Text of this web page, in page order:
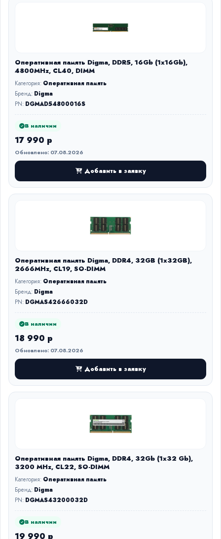
Оперативная память Digma, DDR5, 16Gb (1x16Gb),
4800MHz, CL40, DIMM
Категория: Оперативная память
Бренд: Digma
PN: DGMAD54800016S
В наличии
17 990 р
Обновлено: 07.08.2026
Добавить в заявку
Оперативная память Digma, DDR4, 32GB (1x32GB),
2666MHz, CL19, SO-DIMM
Категория: Оперативная память
Бренд: Digma
PN: DGMAS42666032D
В наличии
18 990 р
Обновлено: 07.08.2026
Добавить в заявку
Оперативная память Digma, DDR4, 32Gb (1x32 Gb),
3200 MHz, CL22, SO-DIMM
Категория: Оперативная память
Бренд: Digma
PN: DGMAS43200032D
В наличии
19 990 р